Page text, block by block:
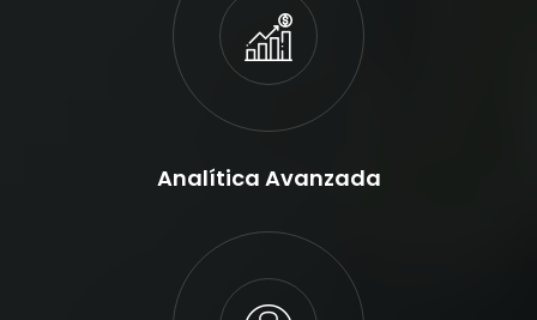
Analítica Avanzada